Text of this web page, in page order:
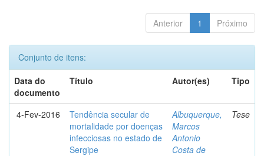
Anterior 1 Próximo
Conjunto de itens:
Data do
documento
Título Autor(es) Tipo
4-Fev-2016
Tendência secular de
mortalidade por doenças
infecciosas no estado de
Sergipe
Albuquerque,
Marcos
Antonio
Costa de
Tese